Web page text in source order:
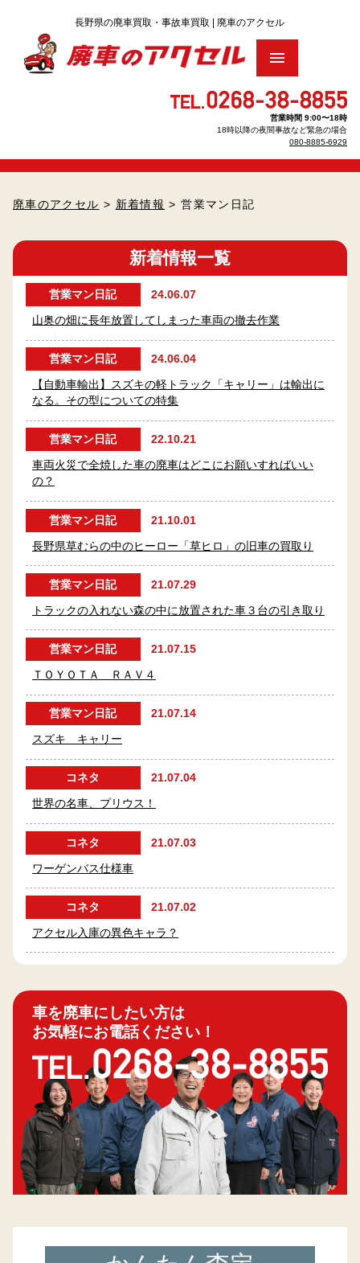
査定のお申し込み
パーツのお見積もり
トラック買取
会社概要
プライバシーポリシー
採用情報
営業時間 9:00〜18時
18時以降の夜間事故など緊急の場合
080-8885-6929
廃車のアクセル > 新着情報 > 営業マン日記
新着情報一覧
営業マン日記 24.06.07
山奥の畑に長年放置してしまった車両の撤去作業
営業マン日記 24.06.04
【自動車輸出】スズキの軽トラック「キャリー」は輸出に
なる。その型についての特集
営業マン日記 22.10.21
車両火災で全焼した車の廃車はどこにお願いすればいい
の？
営業マン日記 21.10.01
長野県草むらの中のヒーロー「草ヒロ」の旧車の買取り
営業マン日記 21.07.29
トラックの入れない森の中に放置された車３台の引き取り
営業マン日記 21.07.15
ＴＯＹＯＴＡ ＲＡＶ４
営業マン日記 21.07.14
スズキ キャリー
コネタ 21.07.04
世界の名車、プリウス！
コネタ 21.07.03
ワーゲンバス仕様車
コネタ 21.07.02
アクセル入庫の異色キャラ？
車を廃車にしたい方は
お気軽にお電話ください！